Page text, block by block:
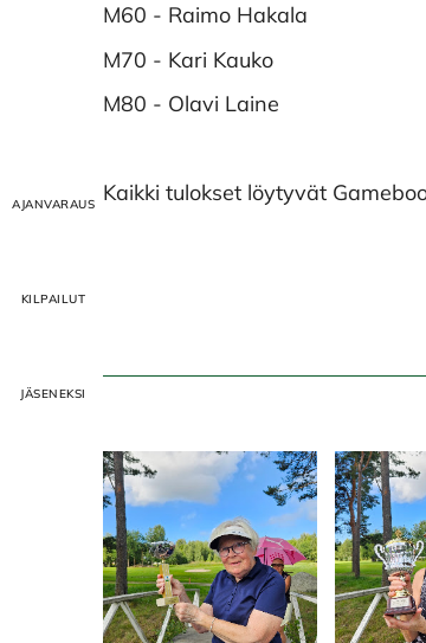
M60 - Raimo Hakala
M70 - Kari Kauko
M80 - Olavi Laine
Kaikki tulokset löytyvät